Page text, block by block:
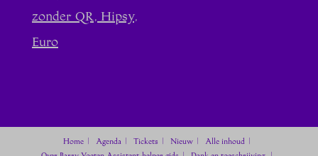
zonder QR, Hipsy,
Euro
Home Agenda Tickets Nieuw
Alle inhoud